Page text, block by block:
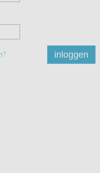
inloggen